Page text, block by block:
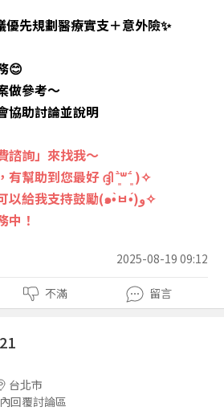
優先規劃醫療實支＋意外險✨
😊
做參考～
協助討論並說明
諮詢」來找我～
幫助到您最好 ദ്ദി ˉ͈̀꒳ˉ͈́ )✧
🌼按讚或最佳留言，可以給我支持鼓勵(๑•̀ㅂ•́)و✧
中！
2025-08-19 09:12
不滿 留言
台北市
回覆討論區